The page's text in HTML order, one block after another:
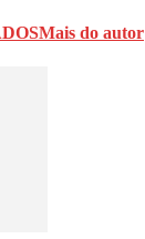
Mais do autor